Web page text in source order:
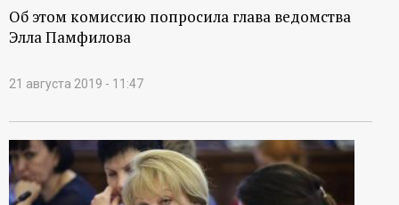
Об этом комиссию попросила глава ведомства
Элла Памфилова
21 августа 2019 - 11:47